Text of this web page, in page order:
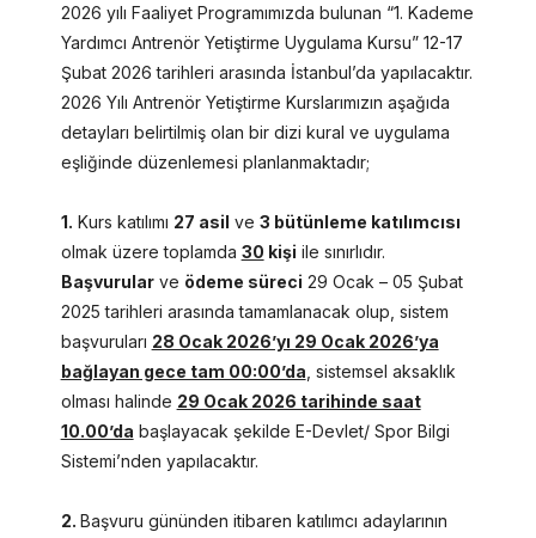
2026 yılı Faaliyet Programımızda bulunan “1. Kademe
Yardımcı Antrenör Yetiştirme Uygulama Kursu” 12-17
Şubat 2026 tarihleri arasında İstanbul’da yapılacaktır.
2026 Yılı Antrenör Yetiştirme Kurslarımızın aşağıda
detayları belirtilmiş olan bir dizi kural ve uygulama
eşliğinde düzenlemesi planlanmaktadır;
1. Kurs katılımı 27 asil ve 3 bütünleme katılımcısı
olmak üzere toplamda 30 kişi ile sınırlıdır.
Başvurularve ödeme süreci 29 Ocak – 05 Şubat
2025 tarihleri arasında tamamlanacak olup, sistem
başvuruları 28 Ocak 2026’yı 29 Ocak 2026’ya
bağlayan gece tam 00:00’da , sistemsel aksaklık
olması halinde 29 Ocak 2026 tarihinde saat
10.00’da başlayacak şekilde E-Devlet/ Spor Bilgi
Sistemi’nden yapılacaktır.
2. Başvuru gününden itibaren katılımcı adaylarının